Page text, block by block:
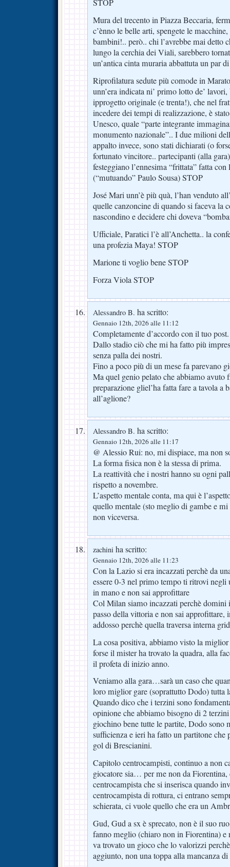
STOP
Mura del trecento in Piazza Beccaria,
c’ènno le belle arti, spengete le
bambini!.. però.. chi l’avrebbe mai detto
lungo la cerchia dei Viali, sarebbero
un’antica cinta muraria abbattuta un par
Riprofilatura sedute più comode in
unn’era indicata ni’ primo lotto de’
ipprogetto originale (e trenta!), che nel
incedere dei tempi di realizzazione, è
Unesco, quale “parte integrante
monumento nazionale”.. I due milioni
appalto invece, sono stati dichiarati (o
fortunato vincitore.. partecipanti (alla
festeggiano l’ennesima “frittata” fatta con
(“mutuando” Paulo Sousa) STOP
José Mari unn’è più quà, l’han venduto
quelle canzoncine di quando si faceva la
nascondino e decidere chi doveva
Ufficiale, Paratici l’è all’Anchetta.. la
una profezia Maya! STOP
Marione ti voglio bene STOP
Forza Viola STOP
Alessandro B. ha scritto:
Gennaio 12th, 2026 alle 11:12
Completamente d’accordo con il tuo post.
Dallo stadio ciò che mi ha fatto più
senza palla dei nostri.
Fino a poco più di un mese fa parevano
Ma quel genio pelato che abbiamo avuto
preparazione gliel’ha fatta fare a tavola a
all’aglione?
Alessandro B. ha scritto:
Gennaio 12th, 2026 alle 11:17
@ Alessio Rui: no, mi dispiace, ma non
La forma fisica non è la stessa di prima.
La reattività che i nostri hanno su ogni
rispetto a novembre.
L’aspetto mentale conta, ma qui è
quello mentale (sto meglio di gambe e
non viceversa.
zachini ha scritto:
Gennaio 12th, 2026 alle 11:23
Con la Lazio si era incazzati perchè da
essere 0-3 nel primo tempo ti ritrovi
in mano e non sai approfittare
Col Milan siamo incazzati perchè domini
passo della vittoria e non sai approfittare,
addosso perchè quella traversa interna
La cosa positiva, abbiamo visto la
forse il mister ha trovato la quadra, alla
il profeta di inizio anno.
Veniamo alla gara…sarà un caso che
loro miglior gare (soprattutto Dodo) tutta
Quando dico che i terzini sono
opinione che abbiamo bisogno di 2
giochino bene tutte le partite, Dodo sono
sufficienza e ieri ha fatto un partitone che
gol di Brescianini.
Capitolo centrocampisti, continuo a non
giocatore sia… per me non da Fiorentina,
centrocampista che si inserisca quando
centrocampista di rottura, ci entrano
schierata, ci vuole quello che era un
Gud, Gud a sx è sprecato, non è il suo
fanno meglio (chiaro non in Fiorentina)
va trovato un gioco che lo valorizzi
aggiunto, non una toppa alla mancanza di